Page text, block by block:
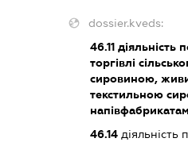
dossier.kveds:
46.11діяльність
торгівлі
сировиною,
текстильною
46.14діяльність